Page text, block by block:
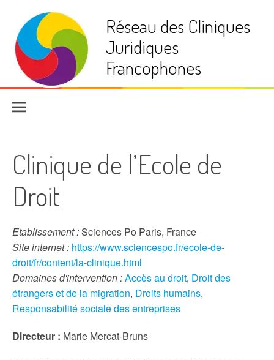
contenu
Réseau des Cliniques
Juridiques
Francophones
Clinique de l’Ecole de
Droit
Etablissement :Sciences Po Paris, France
Site internet : https://www.sciencespo.fr/ecole-de-
droit/fr/content/la-clinique.html
Domaines d'intervention :Accès au droit, Droit des
étrangers et de la migration, Droits humains,
Responsabilité sociale des entreprises
Directeur : Marie Mercat-Bruns